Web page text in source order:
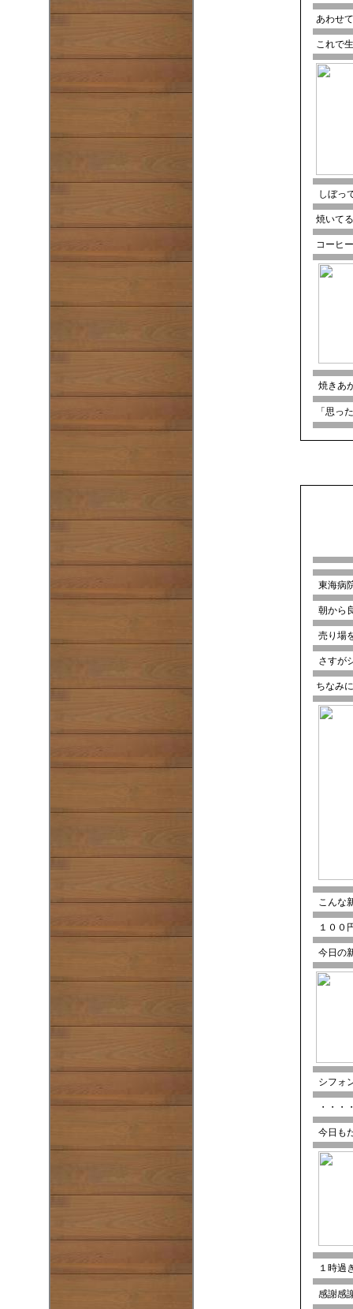
あわせ
これで
しぼっ
焼いて
コーヒ
焼きあ
「思っ
東海病
朝から
売り場
さすが
ちなみ
こんな
１００
今日の
シフォ
・・・
今日も
１時過
感謝感